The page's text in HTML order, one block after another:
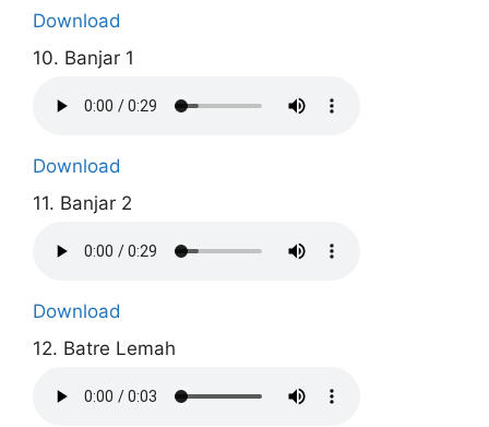
Download
10. Banjar 1
Download
11. Banjar 2
Download
12. Batre Lemah